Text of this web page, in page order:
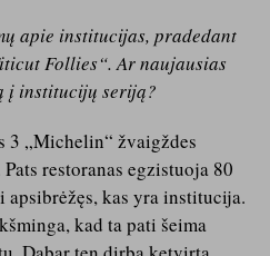
apie institucijas, pradedant
Follies“. Ar naujausias
į institucijų seriją?
3 „Michelin“ žvaigždes
restoranas egzistuoja 80
apsibrėžęs, kas yra institucija.
kad ta pati šeima